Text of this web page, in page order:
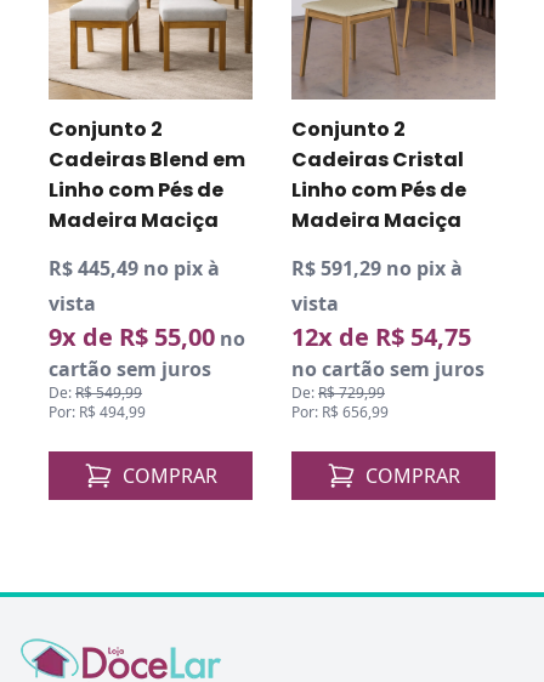
Conjunto 2
Cadeiras Blend em
Linho com Pés de
Madeira Maciça
R$ 445,49 no pix à
vista
9x de R$ 55,00 no
cartão sem juros
De:R$ 549,99
Por: R$ 494,99
COMPRAR
Conjunto 2
Cadeiras Cristal
Linho com Pés de
Madeira Maciça
R$ 591,29 no pix à
vista
12x de R$ 54,75
no cartão sem juros
De:R$ 729,99
Por: R$ 656,99
COMPRAR